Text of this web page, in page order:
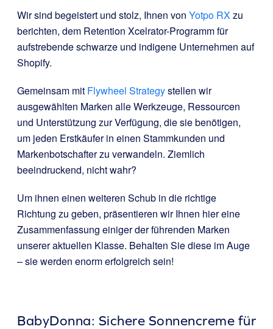
Wir sind begeistert und stolz, Ihnen von Yotpo RXzu
berichten, dem Retention Xcelrator-Programm für
aufstrebende schwarze und indigene Unternehmen auf
Shopify.
Gemeinsam mit Flywheel Strategystellen wir
ausgewählten Marken alle Werkzeuge, Ressourcen
und Unterstützung zur Verfügung, die sie benötigen,
um jeden Erstkäufer in einen Stammkunden und
Markenbotschafter zu verwandeln. Ziemlich
beeindruckend, nicht wahr?
Um ihnen einen weiteren Schub in die richtige
Richtung zu geben, präsentieren wir Ihnen hier eine
Zusammenfassung einiger der führenden Marken
unserer aktuellen Klasse. Behalten Sie diese im Auge
– sie werden enorm erfolgreich sein!
BabyDonna: Sichere Sonnencreme für